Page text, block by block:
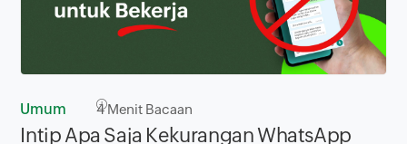
Umum 4Menit Bacaan
Intip Apa Saja Kekurangan WhatsApp